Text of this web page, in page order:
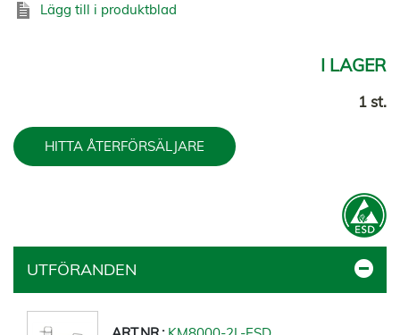
Lägg till i produktblad
I LAGER
1 st.
HITTA ÅTERFÖRSÄLJARE
UTFÖRANDEN